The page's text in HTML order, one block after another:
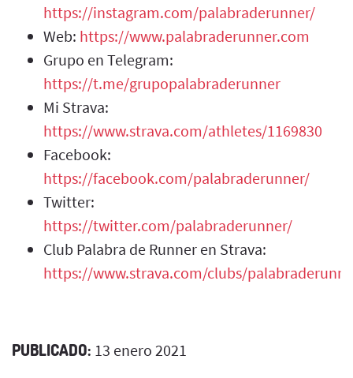
https://instagram.com/palabraderunner/
Web: https://www.palabraderunner.com
Grupo en Telegram:
https://t.me/grupopalabraderunner
Mi Strava:
https://www.strava.com/athletes/1169830
Facebook:
https://facebook.com/palabraderunner/
Twitter:
https://twitter.com/palabraderunner/
Club Palabra de Runner en Strava:
https://www.strava.com/clubs/
PUBLICADO: 13 enero 2021